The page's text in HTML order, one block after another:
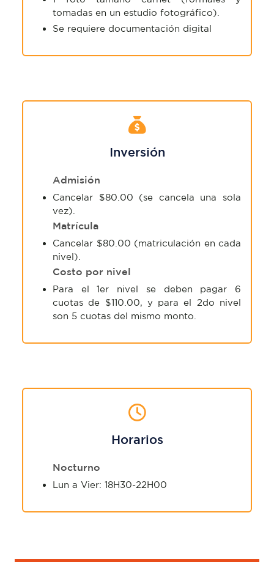
tomadas en un estudio fotográfico).
Se requiere documentación digital
Inversión
Admisión
Cancelar $80.00 (se cancela una sola
vez).
Matrícula
Cancelar $80.00 (matriculación en cada
nivel).
Costo por nivel
Para el 1er nivel se deben pagar 6
cuotas de $110.00, y para el 2do nivel
son 5 cuotas del mismo monto.
Horarios
Nocturno
Lun a Vier: 18H30-22H00